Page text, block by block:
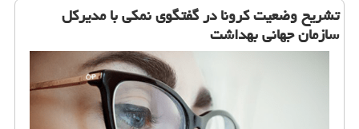
تشریح وضعیت كرونا در گفتگوی نمكی با مدیركل
سازمان جهانی بهداشت